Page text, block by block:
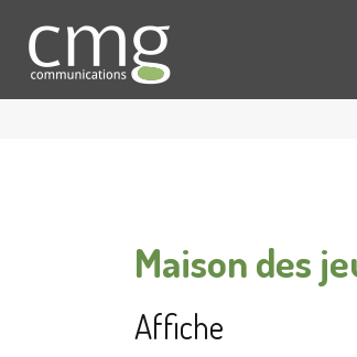
Maison des
Affiche